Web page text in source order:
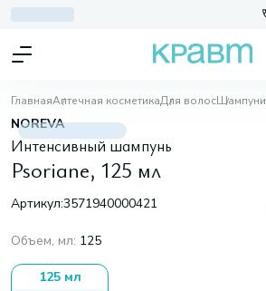
ГлавнаяАптечная косметикаДля волосШампуни
NOREVA
Интенсивный шампунь
Psoriane, 125 мл
Артикул:3571940000421
Объем, мл: 125
125 мл